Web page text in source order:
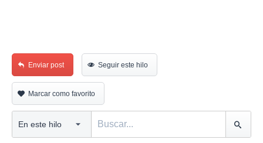
Enviar post Seguir este hilo
Marcar como favorito